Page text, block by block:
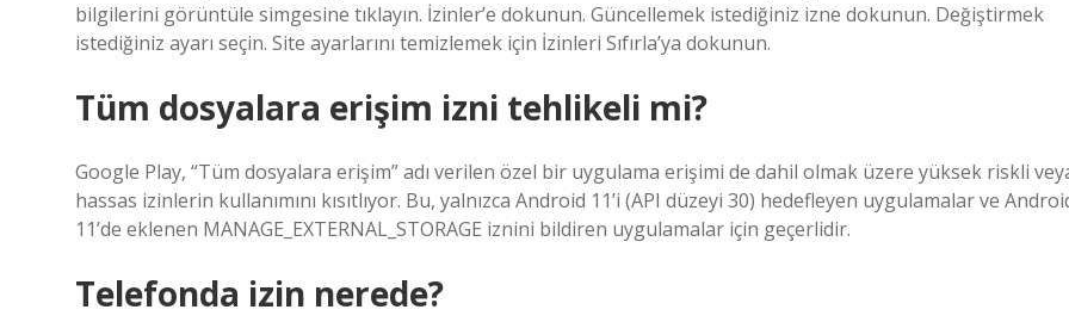
bilgilerini görüntüle simgesine tıklayın. İzinler’e dokunun. Güncellemek istediğiniz izne dokunun. Değiştirmek
istediğiniz ayarı seçin. Site ayarlarını temizlemek için İzinleri Sıfırla’ya dokunun.
Tüm dosyalara erişim izni tehlikeli mi?
Google Play, “Tüm dosyalara erişim” adı verilen özel bir uygulama erişimi de dahil olmak üzere yüksek riskli
hassas izinlerin kullanımını kısıtlıyor. Bu, yalnızca Android 11’i (API düzeyi 30) hedefleyen uygulamalar ve
11’de eklenen MANAGE_EXTERNAL_STORAGE iznini bildiren uygulamalar için geçerlidir.
Telefonda izin nerede?